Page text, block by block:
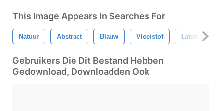
This Image Appears In Searches For
Natuur Abstract Blauw Vloeistof Laten Vallen
Gebruikers Die Dit Bestand Hebben
Gedownload, Downloadden Ook